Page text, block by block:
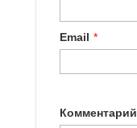
Email *
Комментарий